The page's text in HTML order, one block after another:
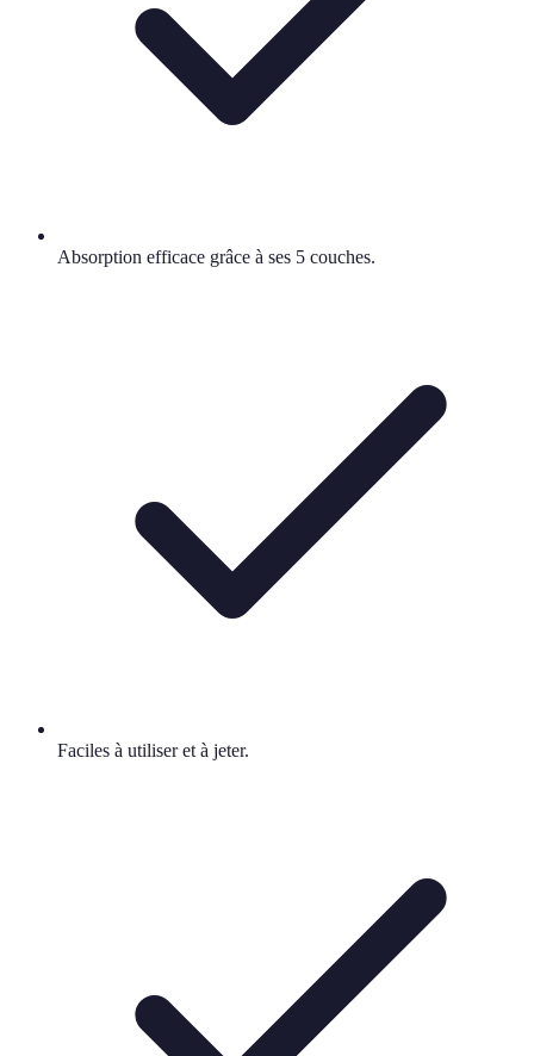
Absorption efficace grâce à ses 5 couches.
Faciles à utiliser et à jeter.